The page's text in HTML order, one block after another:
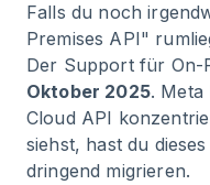
Falls du noch
Premises API"
Der Support für On-
Oktober 2025. Meta
Cloud API
siehst, hast du
dringend migrieren.